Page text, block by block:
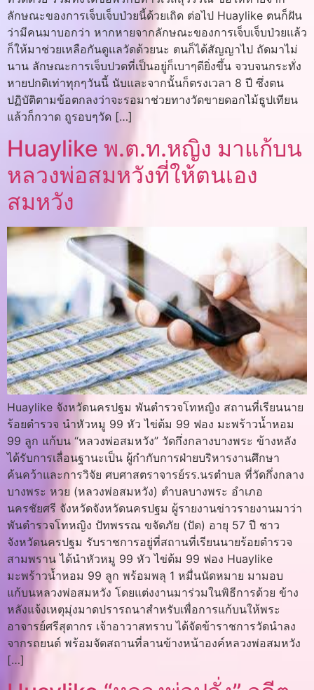
ลักษณะของการเจ็บเจ็บป่วยนี้ด้วยเถิด ต่อไป Huaylike ตนก็ฝัน
ว่ามีคนมาบอกว่า หากหายจากลักษณะของการเจ็บเจ็บป่วยแล้ว
ก็ให้มาช่วยเหลือกันดูแลวัดด้วยนะ ตนก็ได้สัญญาไป ถัดมาไม่
นาน ลักษณะการเจ็บปวดที่เป็นอยู่ก็เบาๆดียิ่งขึ้น จวบจนกระทั่ง
หายปกติเท่าทุกๆวันนี้ นับและจากนั้นก็ตรงเวลา 8 ปี ซึ่งตน
ปฏิบัติตามข้อตกลงว่าจะรอมาช่วยทางวัดขายดอกไม้ธูปเทียน
แล้วก็กวาด ถูรอบๆวัด […]
Huaylike พ.ต.ท.หญิง มาแก้บน
หลวงพ่อสมหวังที่ให้ตนเอง
สมหวัง
Huaylike จังหวัดนครปฐม พันตำรวจโทหญิง สถานที่เรียนนาย
ร้อยตำรวจ นำหัวหมู 99 หัว ไข่ต้ม 99 ฟอง มะพร้าวน้ำหอม
99 ลูก แก้บน “หลวงพ่อสมหวัง” วัดกึ่งกลางบางพระ ข้างหลัง
ได้รับการเลื่อนฐานะเป็น ผู้กำกับการฝ่ายบริหารงานศึกษา
ค้นคว้าและการวิจัย ศบศาสตราจารย์รร.นรตำบล ที่วัดกึ่งกลาง
บางพระ หวย (หลวงพ่อสมหวัง) ตำบลบางพระ อำเภอ
นครชัยศรี จังหวัดจังหวัดนครปฐม ผู้รายงานข่าวรายงานมาว่า
พันตำรวจโทหญิง ปัทพรรณ ขจัดภัย (ปัด) อายุ 57 ปี ชาว
จังหวัดนครปฐม รับราชการอยู่ที่สถานที่เรียนนายร้อยตำรวจ
สามพราน ได้นำหัวหมู 99 หัว ไข่ต้ม 99 ฟอง Huaylike
มะพร้าวน้ำหอม 99 ลูก พร้อมพลุ 1 หมื่นนัดหมาย มามอบ
แก้บนหลวงพ่อสมหวัง โดยแต่งงานมาร่วมในพิธีการด้วย ข้าง
หลังแจ้งเหตุมุ่งมาดปรารถนาสำหรับเพื่อการแก้บนให้พระ
อาจารย์ศรีสุตากร เจ้าอาวาสทราบ ได้จัดข้าราชการวัดนำลง
จากรถยนต์ พร้อมจัดสถานที่ลานข้างหน้าองค์หลวงพ่อสมหวัง
[…]